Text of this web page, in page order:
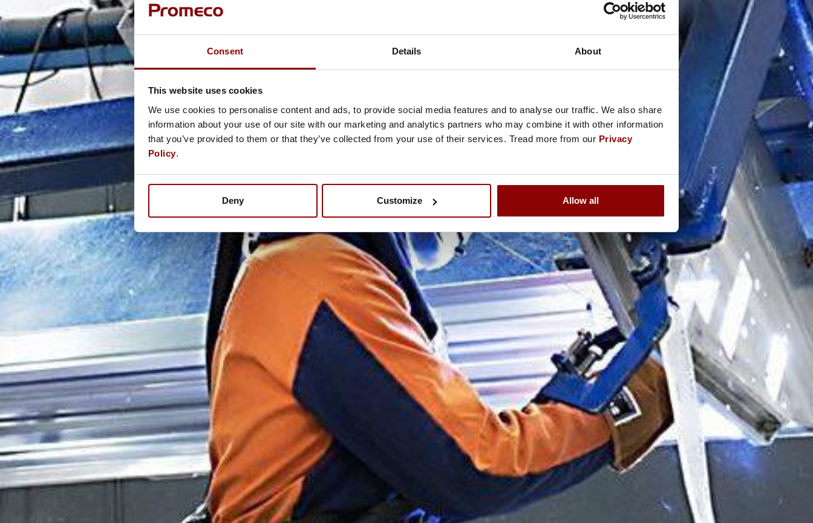
Consent Details About
This website uses cookies
We use cookies to personalise content and ads, to provide social media features and to analyse our traffic. We also share
information about your use of our site with our marketing and analytics partners who may combine it with other information
that you’ve provided to them or that they’ve collected from your use of their services. Tread more from our Privacy
Policy.
Deny Customize Allow all